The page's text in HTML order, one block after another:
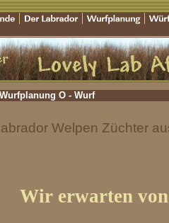
Wurfplanung O - Wurf
Welpen Züchter
Wir erwarten